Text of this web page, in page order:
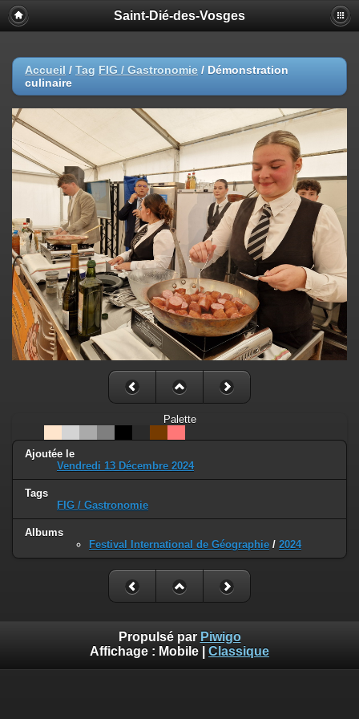
Saint-Dié-des-Vosges
Accueil / Tag FIG / Gastronomie / Démonstration
culinaire
Palette
Ajoutée le
Vendredi 13 Décembre 2024
Tags
FIG / Gastronomie
Albums
Festival International de Géographie / 2024
Propulsé par Piwigo
Affichage : Mobile Classique